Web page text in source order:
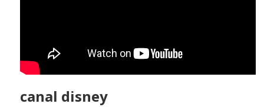
canal disney